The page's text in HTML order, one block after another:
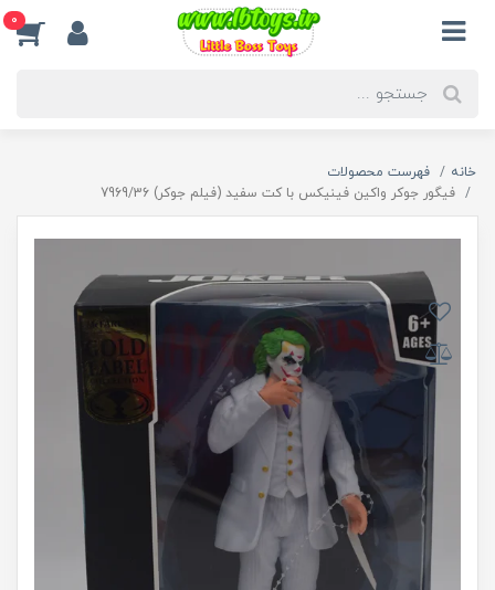
0
خانه
فهرست محصولات
فیگور جوکر واکین فینیکس با کت سفید (فیلم جوکر) 7969/36